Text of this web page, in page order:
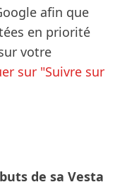
afin que
en priorité
votre
sur "Suivre sur
de sa Vesta